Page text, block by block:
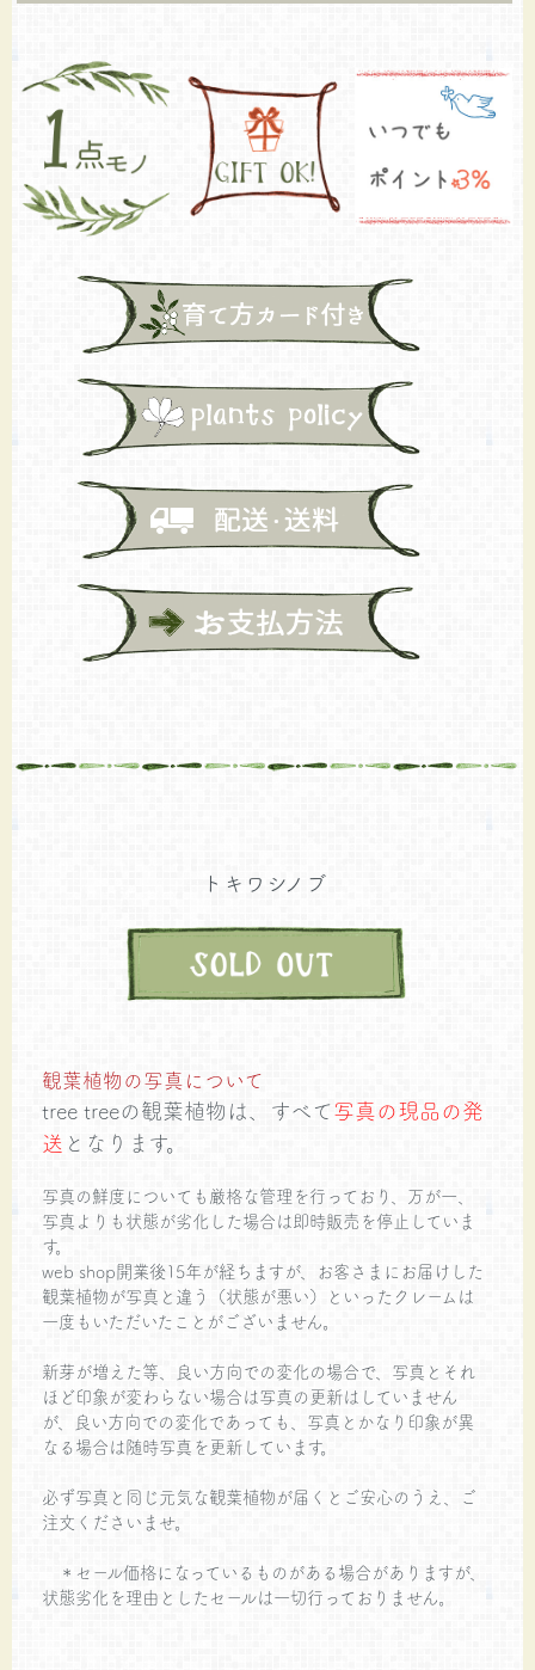
トキワシノブ
観葉植物の写真について
tree treeの観葉植物は、すべて写真の現品の発
送 となります。
写真の鮮度についても厳格な管理を行っており、万が一、
写真よりも状態が劣化した場合は即時販売を停止していま
す。
web shop開業後15年が経ちますが、お客さまにお届けした
観葉植物が写真と違う（状態が悪い）といったクレームは
一度もいただいたことがございません。
新芽が増えた等、良い方向での変化の場合で、写真とそれ
ほど印象が変わらない場合は写真の更新はしていません
が、良い方向での変化であっても、写真とかなり印象が異
なる場合は随時写真を更新しています。
必ず写真と同じ元気な観葉植物が届くとご安心のうえ、ご
注文くださいませ。
＊セール価格になっているものがある場合がありますが、
状態劣化を理由としたセールは一切行っておりません。